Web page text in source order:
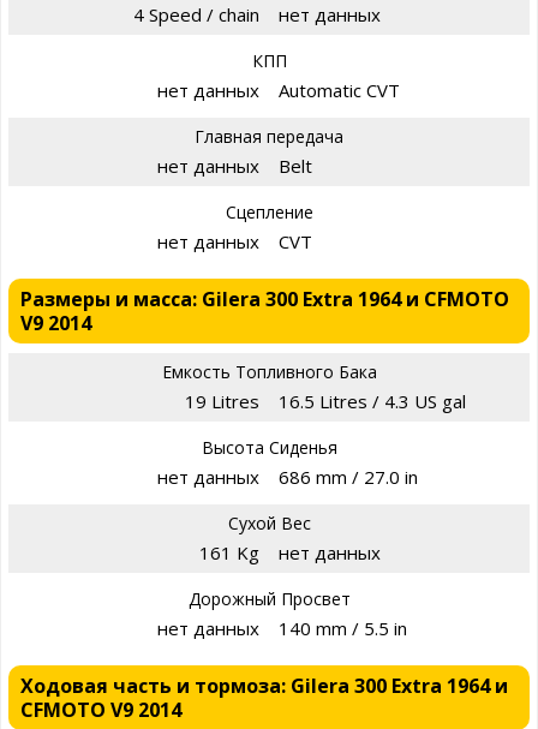
4 Speed / chain нет данных
КПП
нет данных Automatic CVT
Главная передача
нет данных Belt
Сцепление
нет данных CVT
Размеры и масса: Gilera 300 Extra 1964 и CFMOTO
V9 2014
Емкость Топливного Бака
19 Litres 16.5 Litres / 4.3 US gal
Высота Сиденья
нет данных 686 mm / 27.0 in
Сухой Вес
161 Kg нет данных
Дорожный Просвет
нет данных 140 mm / 5.5 in
Ходовая часть и тормоза: Gilera 300 Extra 1964 и
CFMOTO V9 2014